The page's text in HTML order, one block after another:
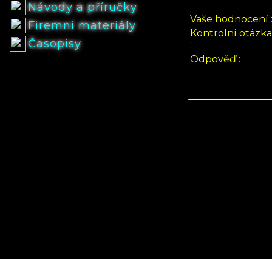
Návody a příručky
Firemní materiály
Časopisy
Vaše hodnocení :
Kontrolní otázka
:
Odpověď :